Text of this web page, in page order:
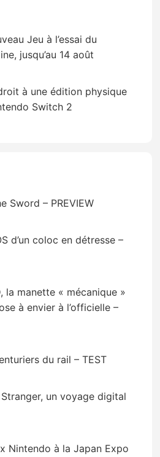
Jeu à l’essai du
jusqu’au 14 août
à une édition physique
Switch 2
Sword – PREVIEW
d’un coloc en détresse –
la manette « mécanique »
à envier à l’officielle –
du rail – TEST
un voyage digital
Nintendo à la Japan Expo